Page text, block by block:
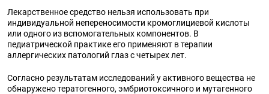
Лекарственное средство нельзя использовать при
индивидуальной непереносимости кромоглициевой кислоты
или одного из вспомогательных компонентов. В
педиатрической практике его применяют в терапии
аллергических патологий глаз с четырех лет.
Согласно результатам исследований у активного вещества не
обнаружено тератогенного, эмбриотоксичного и мутагенного